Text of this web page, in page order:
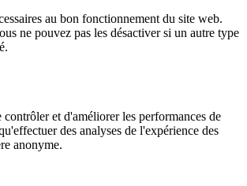
au bon fonctionnement du site web.
ne pouvez pas les désactiver si un autre type
contrôler et d'améliorer les performances de
des analyses de l'expérience des
anonyme.